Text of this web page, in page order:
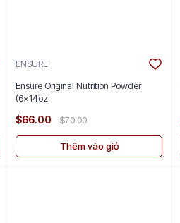
ENSURE
Ensure Original Nutrition Powder
(6x14oz
$66.00 $70.00
Thêm vào giỏ